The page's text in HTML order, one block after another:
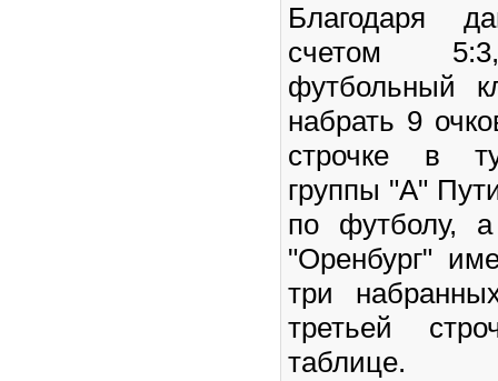
Благодаря
счетом 5:3,
футбольный
набрать 9
строчке в
группы "А"
по футболу,
"Оренбург"
три
третьей
таблице.